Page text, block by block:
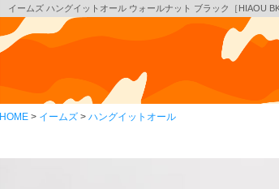
イームズ ハングイットオール ウォールナット ブラック［HIAOU BK
HOME イームズ ハングイットオール